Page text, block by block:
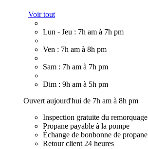
Voir tout
Lun - Jeu : 7h am à 7h pm
Ven : 7h am à 8h pm
Sam : 7h am à 7h pm
Dim : 9h am à 5h pm
Ouvert aujourd'hui de 7h am à 8h pm
Inspection gratuite du remorquage
Propane payable à la pompe
Échange de bonbonne de propane
Retour client 24 heures